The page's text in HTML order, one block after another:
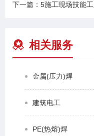
下一篇：5施工现场技能
相关服务
金属(压力)焊
建筑电工
PE(热熔)焊